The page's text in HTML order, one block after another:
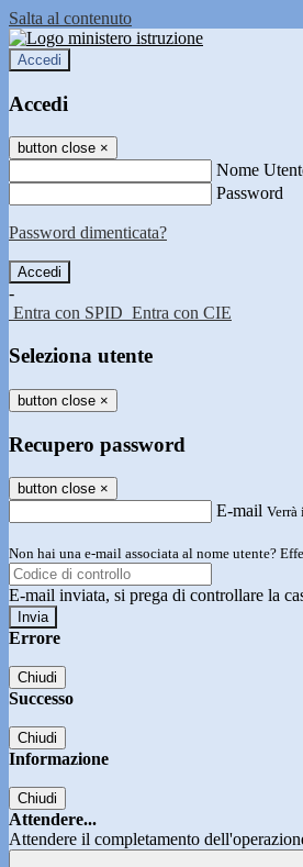
Salta al contenuto
Accedi
Accedi
button close ×
Nome
Password
Password dimenticata?
-
Entra con SPID Entra con CIE
Seleziona utente
button close ×
Recupero password
button close ×
E-mail
Non hai una e-mail associata al nome utente?
E-mail inviata, si prega di controllare la
Errore
Chiudi
Successo
Chiudi
Informazione
Chiudi
Attendere...
Attendere il completamento